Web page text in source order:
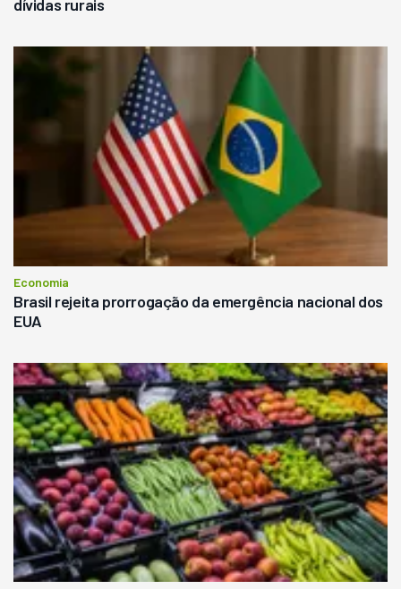
dívidas rurais
Economia
Brasil rejeita prorrogação da emergência nacional dos
EUA